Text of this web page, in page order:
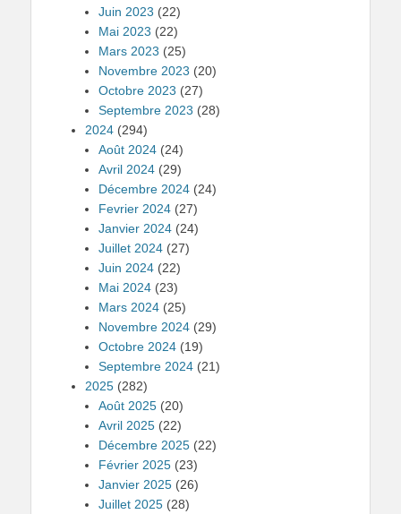
Juin 2023 (22)
Mai 2023 (22)
Mars 2023 (25)
Novembre 2023 (20)
Octobre 2023 (27)
Septembre 2023 (28)
2024 (294)
Août 2024 (24)
Avril 2024 (29)
Décembre 2024 (24)
Fevrier 2024 (27)
Janvier 2024 (24)
Juillet 2024 (27)
Juin 2024 (22)
Mai 2024 (23)
Mars 2024 (25)
Novembre 2024 (29)
Octobre 2024 (19)
Septembre 2024 (21)
2025 (282)
Août 2025 (20)
Avril 2025 (22)
Décembre 2025 (22)
Février 2025 (23)
Janvier 2025 (26)
Juillet 2025 (28)